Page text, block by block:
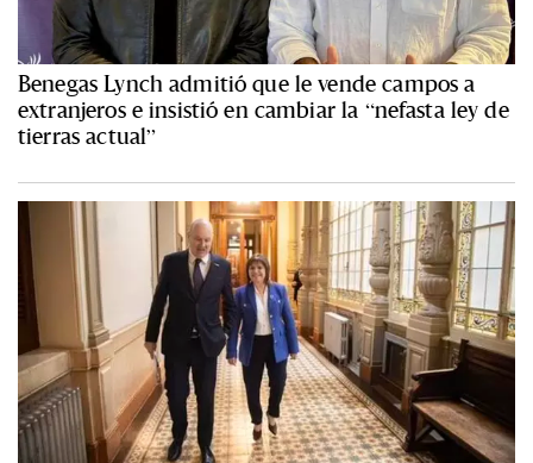
Benegas Lynch admitió que le vende campos a
extranjeros e insistió en cambiar la “nefasta ley de
tierras actual”